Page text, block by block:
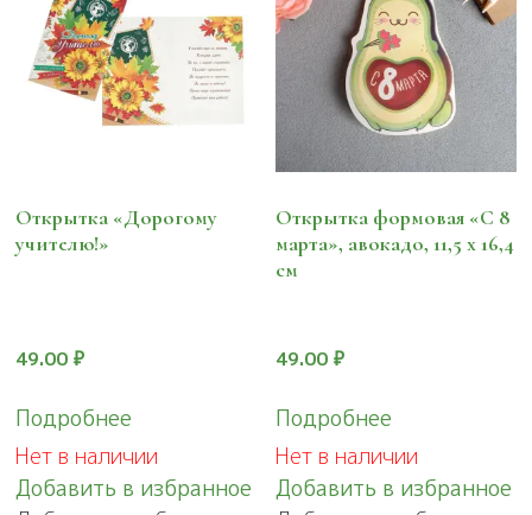
Открытка «Дорогому
учителю!»
49.00 ₽
Подробнее
Нет в наличии
Добавить в избранное
Открытка формовая «С 8
марта», авокадо, 11,5 х 16,4
см
49.00₽
Подробнее
Нет в наличии
Добавить в избранное